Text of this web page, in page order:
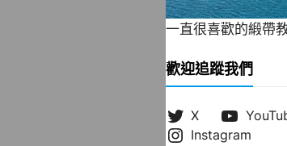
一直很喜歡的緞帶
歡迎追蹤我們
X
Instagram